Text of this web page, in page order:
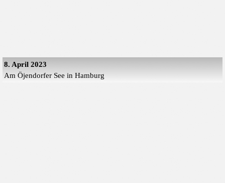
8. April 2023
Am Öjendorfer See in Hamburg